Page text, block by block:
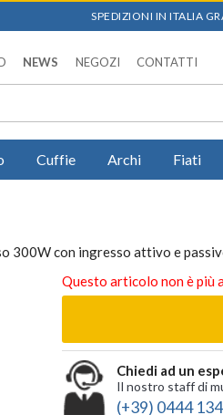
SPEDIZIONI IN ITALIA
NEWS NEGOZI CONTATTI
Cuffie Archi Fiati
300W con ingresso attivo e
Questo articolo non è più
Chiedi ad un
Il nostro staff di
(+39) 0444